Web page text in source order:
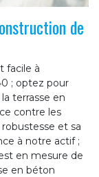
de
facile à
; optez pour
terrasse en
contre les
et sa
à notre actif ;
en mesure de
en béton